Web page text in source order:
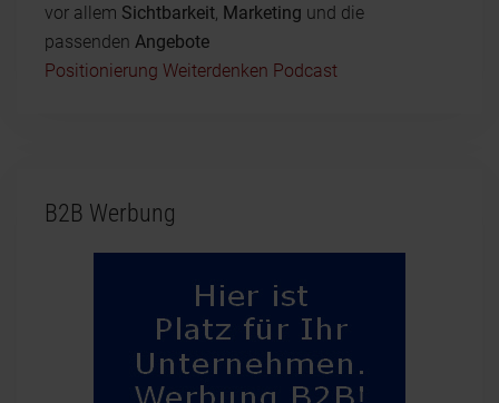
vor allem Sichtbarkeit Marketing und die
passenden Angebote
Positionierung Weiterdenken Podcast
B2B Werbung